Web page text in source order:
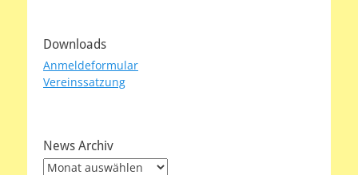
Downloads
Anmeldeformular
Vereinssatzung
News Archiv
News